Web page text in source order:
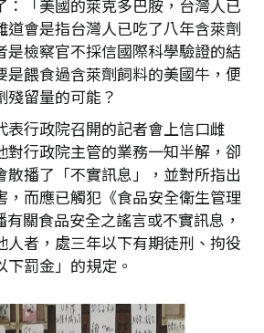
：「美國的萊克多巴胺，台灣人已
道會是指台灣人已吃了八年含萊劑
是檢察官不採信國際科學驗證的結
是餵食過含萊劑飼料的美國牛，便
留量的可能？
表行政院召開的記者會上信口雌
對行政院主管的業務一知半解，卻
散播了「不實訊息」，並對所指出
，而應已觸犯《食品安全衛生管理
關食品安全之謠言或不實訊息，
人者，處三年以下有期徒刑、拘役
罰金」的規定。